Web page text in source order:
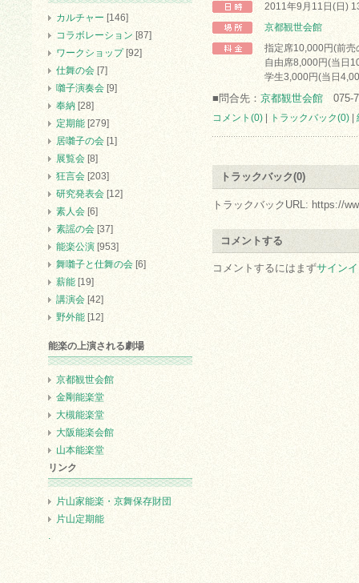
2011年9月11日(日)
京都観世会館
指定席10,000円(前売
自由席8,000円(当日
学生3,000円(当日
■問合先： 京都観世会館 075-
コメント(0) トラックバック(0)
トラックバック(0)
トラックバックURL: https://
コメントする
コメントするにはまずサイン
カルチャー [146]
コラボレーション [87]
ワークショップ[92]
仕舞の会 [7]
囃子演奏会 [9]
奉納 [28]
定期能 [279]
居囃子の会 [1]
展覧会 [8]
狂言会 [203]
研究発表会 [12]
素人会 [6]
素謡の会 [37]
能楽公演 [953]
舞囃子と仕舞の会 [6]
薪能 [19]
講演会 [42]
野外能 [12]
能楽の上演される劇場
京都観世会館
金剛能楽堂
大槻能楽堂
大阪能楽会館
山本能楽堂
リンク
片山家能楽・京舞保存財団
片山定期能
.